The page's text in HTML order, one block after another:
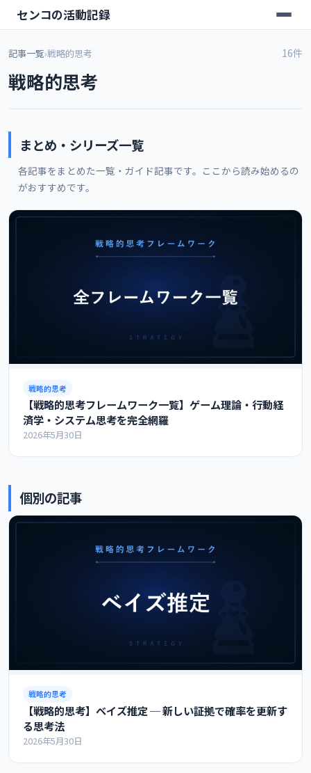
センコの活動記録
記事一覧›戦略的思考
戦略的思考
16件
まとめ・シリーズ一覧
各記事をまとめた一覧・ガイド記事です。ここから読み始めるの
がおすすめです。
戦略的思考
【戦略的思考フレームワーク一覧】ゲーム理論・行動経
済学・システム思考を完全網羅
2026年5月30日
個別の記事
戦略的思考
【戦略的思考】ベイズ推定 ─ 新しい証拠で確率を更新す
る思考法
2026年5月30日